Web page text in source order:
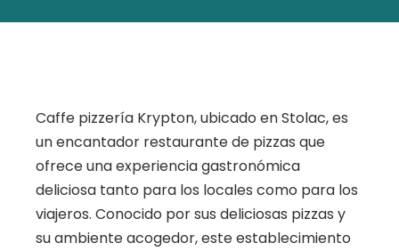
Caffe pizzería Krypton, ubicado en Stolac, es
un encantador restaurante de pizzas que
ofrece una experiencia gastronómica
deliciosa tanto para los locales como para los
viajeros. Conocido por sus deliciosas pizzas y
su ambiente acogedor, este establecimiento